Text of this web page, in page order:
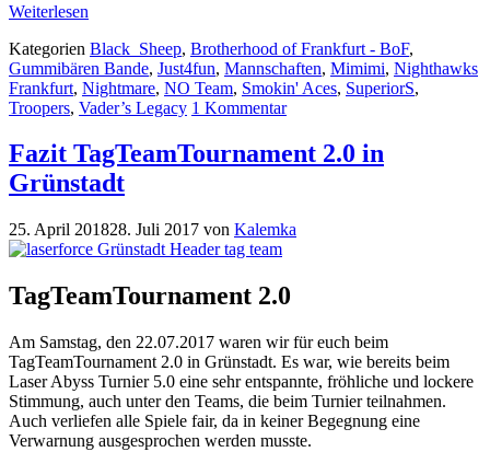
Weiterlesen
Kategorien Black_Sheep, Brotherhood of Frankfurt - BoF,
Gummibären Bande, Just4fun, Mannschaften, Mimimi, Nighthawks
Frankfurt, Nightmare, NO Team, Smokin' Aces, SuperiorS,
Troopers, Vader’s Legacy 1 Kommentar
Fazit TagTeamTournament 2.0 in
Grünstadt
25. April 201828. Juli 2017 von Kalemka
TagTeamTournament 2.0
Am Samstag, den 22.07.2017 waren wir für euch beim
TagTeamTournament 2.0 in Grünstadt. Es war, wie bereits beim
Laser Abyss Turnier 5.0 eine sehr entspannte, fröhliche und lockere
Stimmung, auch unter den Teams, die beim Turnier teilnahmen.
Auch verliefen alle Spiele fair, da in keiner Begegnung eine
Verwarnung ausgesprochen werden musste.